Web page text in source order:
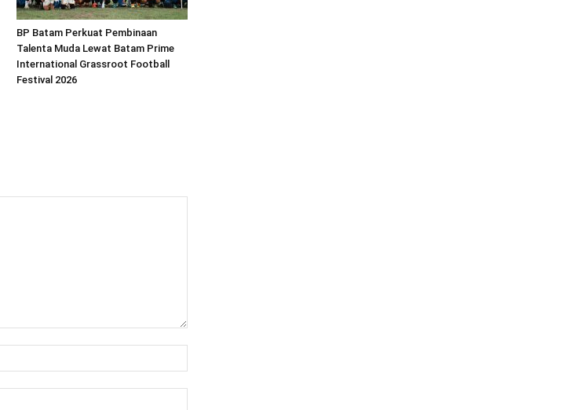
BP Batam Perkuat Pembinaan
Talenta Muda Lewat Batam Prime
International Grassroot Football
Festival 2026